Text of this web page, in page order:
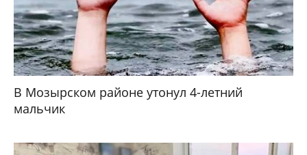
В Мозырском районе утонул 4-летний
мальчик